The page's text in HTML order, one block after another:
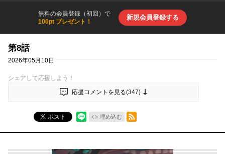
無料の会員登録（初回）で
100pt プレゼント！
新規会員登録する
第8話
2026年05月10日
シェアして応援しよう！
応援コメントを見る(347)
ポスト 埋め込む
RSSフィード